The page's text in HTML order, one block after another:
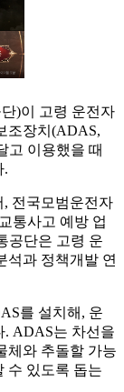
)이 고령 운전자
조장치(ADAS,
고 이용했을 때
.
, 전국모범운전자
통사고 예방 업
공단은 고령 운
석과 정책개발 연
를 설치해, 운
. ADAS는 차선을
체와 추돌할 가능
수 있도록 돕는